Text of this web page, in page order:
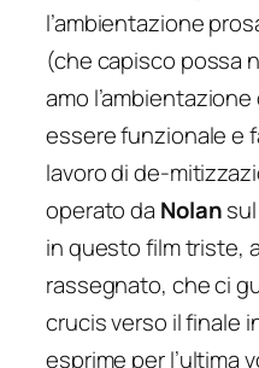
l’ambientazione
(che capisco possa
amo
essere funzionale e
lavoro dide-
operato da Nolan
in questo film triste,
rassegnato, che ci
crucis verso il finale
esprime per l’ultima